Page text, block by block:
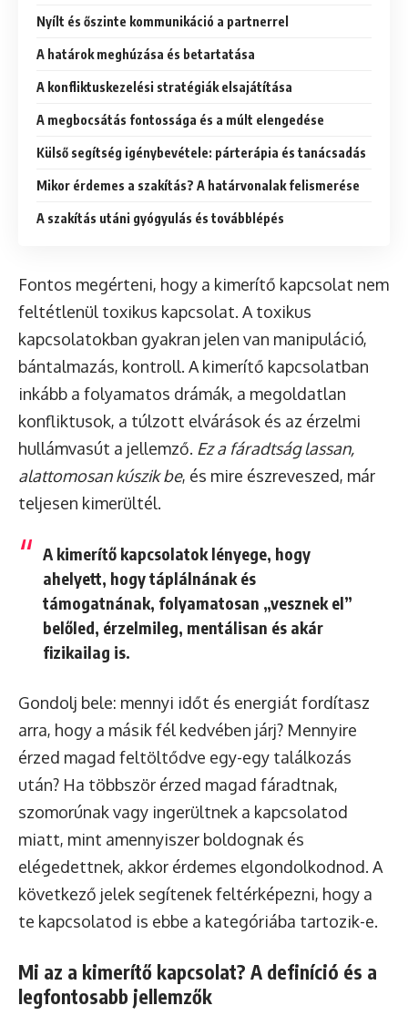
Nyílt és őszinte kommunikáció a partnerrel
A határok meghúzása és betartatása
A konfliktuskezelési stratégiák elsajátítása
A megbocsátás fontossága és a múlt elengedése
Külső segítség igénybevétele: párterápia és tanácsadás
Mikor érdemes a szakítás? A határvonalak felismerése
A szakítás utáni gyógyulás és továbblépés
Fontos megérteni, hogy a kimerítő kapcsolat nem
feltétlenül toxikus kapcsolat. A toxikus
kapcsolatokban gyakran jelen van manipuláció,
bántalmazás, kontroll. A kimerítő kapcsolatban
inkább a folyamatos drámák, a megoldatlan
konfliktusok, a túlzott elvárások és az érzelmi
hullámvasút a jellemző. Ez a fáradtság lassan,
alattomosan kúszik be, és mire észreveszed, már
teljesen kimerültél.
A kimerítő kapcsolatok lényege, hogy
ahelyett, hogy táplálnának és
támogatnának, folyamatosan „vesznek el”
belőled, érzelmileg, mentálisan és akár
fizikailag is.
Gondolj bele: mennyi időt és energiát fordítasz
arra, hogy a másik fél kedvében járj? Mennyire
érzed magad feltöltődve egy-egy találkozás
után? Ha többször érzed magad fáradtnak,
szomorúnak vagy ingerültnek a kapcsolatod
miatt, mint amennyiszer boldognak és
elégedettnek, akkor érdemes elgondolkodnod. A
következő jelek segítenek feltérképezni, hogy a
te kapcsolatod is ebbe a kategóriába tartozik-e.
Mi az a kimerítő kapcsolat? A definíció és a
legfontosabb jellemzők